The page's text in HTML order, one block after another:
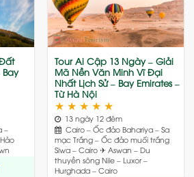
wishlist
–
wishlist
Tour Ai Cập 13 Ngày – Giải
Mã Nền Văn Minh Vĩ Đại
Nhất Lịch Sử – Bay Emirates –
Từ Hà Nội
★ ★ ★ ★ ★
13 ngày 12 đêm
Cairo – Ốc đảo Bahariya – Sa
mạc Trắng – Ốc đảo muối trắng
Siwa – Cairo ✈ Aswan – Du
thuyền sông Nile – Luxor –
Hurghada – Cairo